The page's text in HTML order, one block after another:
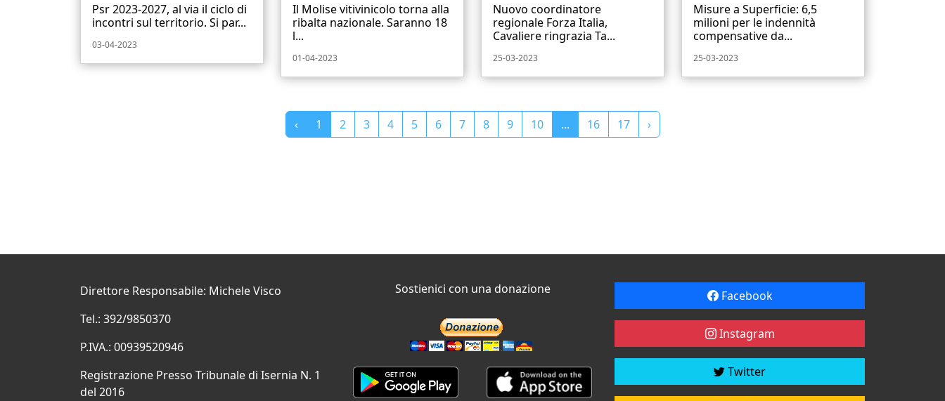
Psr 2023-2027, al via il ciclo di
incontri sul territorio. Si par...
03-04-2023
Il Molise vitivinicolo torna alla
ribalta nazionale. Saranno 18
l...
01-04-2023
Nuovo coordinatore
regionale Forza Italia,
Cavaliere ringrazia Ta...
25-03-2023
Misure a Superficie: 6,5
milioni per le indennità
compensative da...
25-03-2023
‹ 1 2 3 4 5 6 7 8 9 10 ... 16 17 ›
Direttore Responsabile: Michele Visco
Tel.: 392/9850370
P.IVA.: 00939520946
Registrazione Presso Tribunale di Isernia N. 1
del 2016
Sostienici con una donazione Facebook
Instagram
Twitter